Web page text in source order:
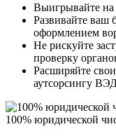
Выигрывайте на
Развивайте ваш
оформлением
Не рискуйте
проверку
Расширяйте
аутсорсингу
100% юридической